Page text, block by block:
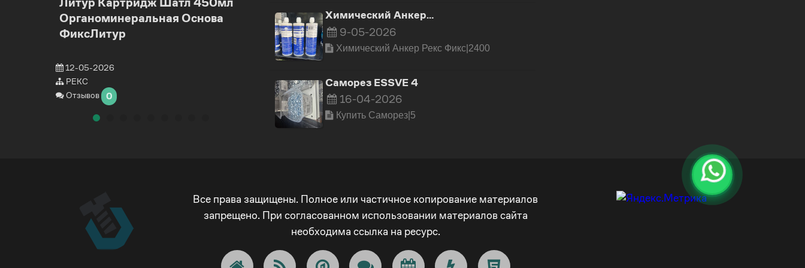
Органоминеральная Основа
ФиксЛитур
12-05-2026
РЕКС
Отзывов
0
картридж 410 мм эпоксид
быстрого твердения
РЕКС
Отзывов 0
Анкеры Клиновые
Химический Анкер…
9-05-2026
Химический Анкер Рекс Фикс|2400
Саморез ESSVE 4
16-04-2026
Купить Cаморез|5
Все права защищены. Полное или частичное копирование материалов
запрещено. При согласованном использовании материалов сайта
необходима ссылка на ресурс.